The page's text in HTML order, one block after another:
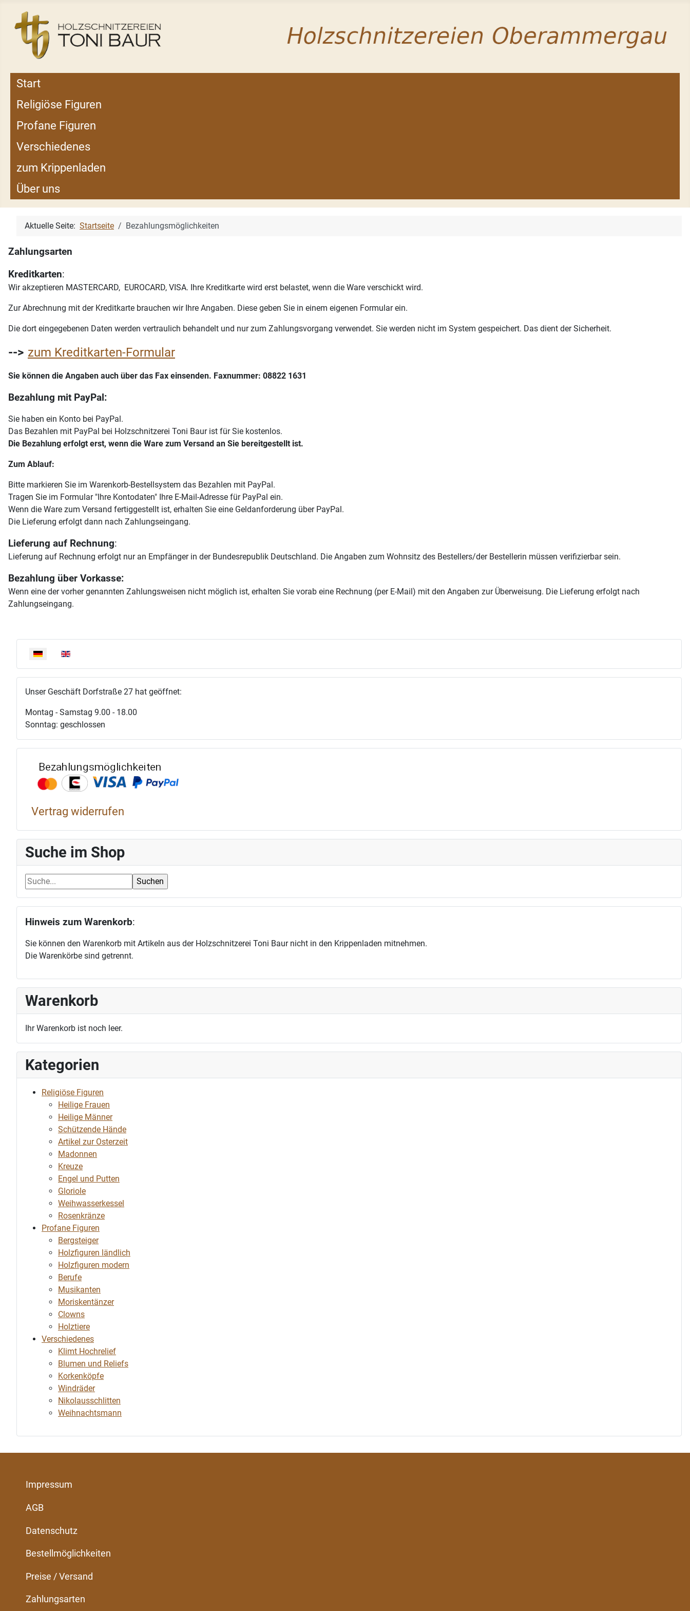
Start
Religiöse Figuren
Profane Figuren
Verschiedenes
zum Krippenladen
Über uns
Sprache auswählen
Unser Geschäft Dorfstraße 27 hat geöffnet:
Montag - Samstag 9.00 - 18.00
Sonntag: geschlossen
Vertrag widerrufen
Suche im Shop
Hinweis zum Warenkorb:
Sie können den Warenkorb mit Artikeln aus der Holzschnitzerei Toni Baur nicht in den Krippenladen mitnehmen.
Die Warenkörbe sind getrennt.
Warenkorb
Ihr Warenkorb ist noch leer.
Kategorien
Religiöse Figuren
Heilige Frauen
Heilige Männer
Schützende Hände
Artikel zur Osterzeit
Madonnen
Kreuze
Engel und Putten
Gloriole
Weihwasserkessel
Rosenkränze
Profane Figuren
Bergsteiger
Holzfiguren ländlich
Holzfiguren modern
Berufe
Musikanten
Moriskentänzer
Clowns
Holztiere
Verschiedenes
Klimt Hochrelief
Blumen und Reliefs
Korkenköpfe
Windräder
Nikolausschlitten
Weihnachtsmann
Aktuelle Seite: Startseite Bezahlungsmöglichkeiten
Zahlungsarten
Kreditkarten:
Wir akzeptieren MASTERCARD, EUROCARD, VISA. Ihre Kreditkarte wird erst belastet, wenn die Ware verschickt wird.
Zur Abrechnung mit der Kreditkarte brauchen wir Ihre Angaben. Diese geben Sie in einem eigenen Formular ein.
Die dort eingegebenen Daten werden vertraulich behandelt und nur zum Zahlungsvorgang verwendet. Sie werden nicht im System gespeichert. Das dient der Sicherheit.
--> zum Kreditkarten-Formular
Sie können die Angaben auch über das Fax einsenden. Faxnummer: 08822 1631
Bezahlung mit PayPal:
Sie haben ein Konto bei PayPal.
Das Bezahlen mit PayPal bei Holzschnitzerei Toni Baur ist für Sie kostenlos.
Die Bezahlung erfolgt erst, wenn die Ware zum Versand an Sie bereitgestellt ist.
Zum Ablauf:
Bitte markieren Sie im Warenkorb-Bestellsystem das Bezahlen mit PayPal.
Tragen Sie im Formular "Ihre Kontodaten" Ihre E-Mail-Adresse für PayPal ein.
Wenn die Ware zum Versand fertiggestellt ist, erhalten Sie eine Geldanforderung über PayPal.
Die Lieferung erfolgt dann nach Zahlungseingang.
Lieferung auf Rechnung:
Lieferung auf Rechnung erfolgt nur an Empfänger in der Bundesrepublik Deutschland. Die Angaben zum Wohnsitz des Bestellers/der Bestellerin müssen verifizierbar sein.
Bezahlung über Vorkasse:
Wenn eine der vorher genannten Zahlungsweisen nicht möglich ist, erhalten Sie vorab eine Rechnung (per E-Mail) mit den Angaben zur Überweisung. Die Lieferung erfolgt nach
Zahlungseingang.
Impressum
AGB
Datenschutz
Bestellmöglichkeiten
Preise / Versand
Zahlungsarten